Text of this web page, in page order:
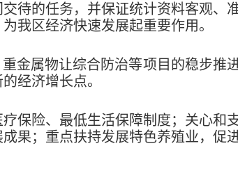
待的任务，并保证统计资料客观、
我区经济快速发展起重要作用。
金属物让综合防治等项目的稳步推
经济增长点。
保险、最低生活保障制度；关心和
果；重点扶持发展特色养殖业，促